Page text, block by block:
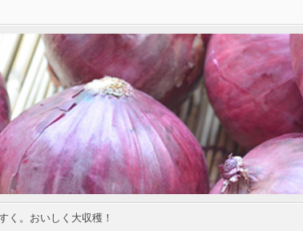
く。おいしく大収穫！